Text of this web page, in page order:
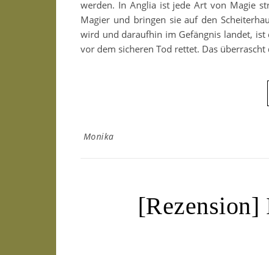
werden. In Anglia ist jede Art von Magie
Magier und bringen sie auf den
wird und daraufhin im Gefängnis landet, ist
vor dem sicheren Tod rettet. Das
Monika
[Rezension]